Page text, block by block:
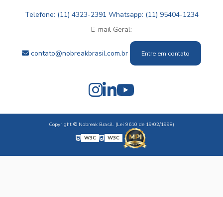
Telefone: (11) 4323-2391 Whatsapp: (11) 95404-1234
E-mail Geral:
contato@nobreakbrasil.com.br Entre em contato
Copyright © Nobreak Brasil. (Lei 9610 de 19/02/1998)
W3C
W3C